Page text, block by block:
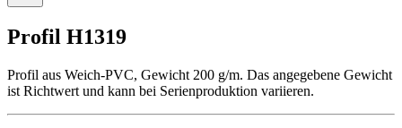
Profil H1319
Profil aus Weich-PVC, Gewicht 200 g/m. Das angegebene Gewicht
ist Richtwert und kann bei Serienproduktion variieren.